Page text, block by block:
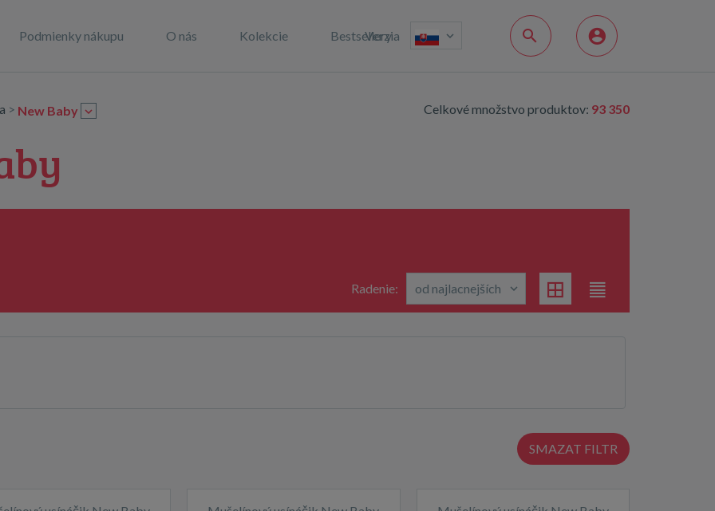
Podmienky nákupu O nás Kolekcie Bestsellery
Verzia
Celkové množstvo produktov: 93 350
> New Baby
Radenie:
SMAZAT FILTR